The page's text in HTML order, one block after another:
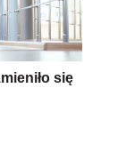
się